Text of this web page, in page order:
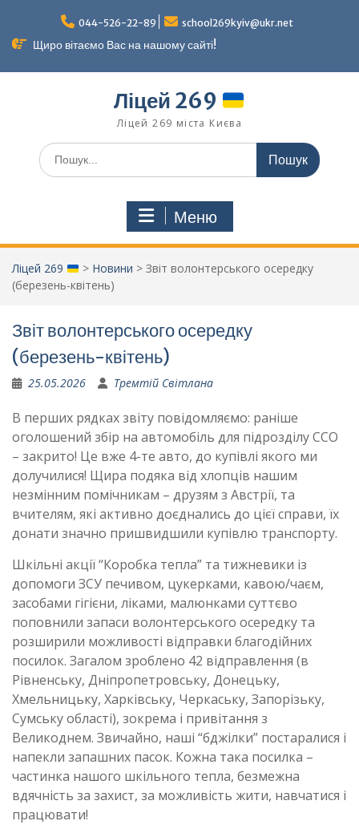
вмісту
044-526-22-89 school269kyiv@ukr.net
Щиро вітаємо Вас на нашому сайті!
Ліцей 269
Ліцей 269 міста Києва
Шукати:
Меню
Ліцей 269 > Новини > Звіт волонтерського осередку
(березень-квітень)
Звіт волонтерського осередку
(березень-квітень)
25.05.2026 Тремтій Світлана
В перших рядках звіту повідомляємо: раніше
оголошений збір на автомобіль для підрозділу ССО
– закрито! Це вже 4-те авто, до купівлі якого ми
долучилися! Щира подяка від хлопців нашим
незмінним помічникам – друзям з Австрії, та
вчителям, які активно доєднались до цієї справи, їх
донати значно пришвидшили купівлю транспорту.
Шкільні акції “Коробка тепла” та тижневики із
допомоги ЗСУ печивом, цукерками, кавою/чаєм,
засобами гігієни, ліками, малюнками суттєво
поповнили запаси волонтерського осередку та
розширили можливості відправки благодійних
посилок. Загалом зроблено 42 відправлення (в
Рівненську, Дніпропетровську, Донецьку,
Хмельницьку, Харківську, Черкаську, Запорізьку,
Сумську області), зокрема і привітання з
Великоднем. Звичайно, наші “бджілки” постаралися і
напекли запашних пасок. Кожна така посилка –
частинка нашого шкільного тепла, безмежна
вдячність за захист, за можливість жити, навчатися і
працювати!